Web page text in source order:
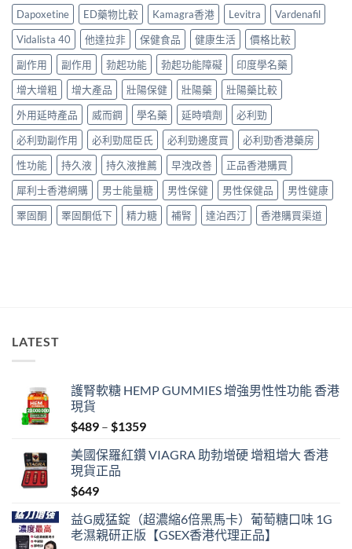
買
建
議〉
中
讀
用
法
用
完
整
教
學〉
中
港
用
家
真
服
用
經
驗
與
安
全
買
指
南〉
中
評
價：
香
港
用
家
真
實
服
用
報
告
正
貨
購
Dapoxetine ED藥物比較 Kamagra香港 Levitra
Vardenafil
Vidalista 40
他達拉非 保健食品 健康生活
價格比較
副作用
副作用 勃起功能 勃起功能障礙
印度學名藥
增大增粗
增大產品 壯陽保健 壯陽藥
壯陽藥比較
外用延時產品
威而鋼 學名藥 延時噴劑
必利勁
必利勁副作用
必利勁屈臣氏 必利勁邊度買
必利勁香港藥房
性功能
持久液 持久液推薦 早洩改善
正品香港購買
犀利士香港網購
男士能量糖 男性保健 男性保健品
男性健康
睪固酮
睪固酮低下 精力糖 補腎 達泊西汀 香港購買渠道
LATEST
護腎軟糖 HEMP GUMMIES 增強男性性功能 香港
現貨
$489 – $1359Price
$489
美國保羅紅鑽 VIAGRA 助勃增硬 增粗增大 香港
現貨正品
$649
益G威猛錠（超濃縮6倍黑馬卡）葡萄糖口味 1G
老濕親研正版【GSEX香港代理正品】